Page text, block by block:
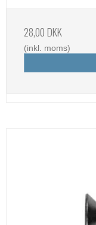
28,00 DKK
(inkl. moms)